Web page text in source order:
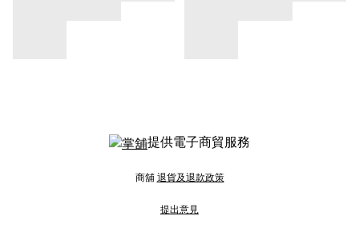
提供電子商貿服務
商舖 退貨及退款政策
提出意見